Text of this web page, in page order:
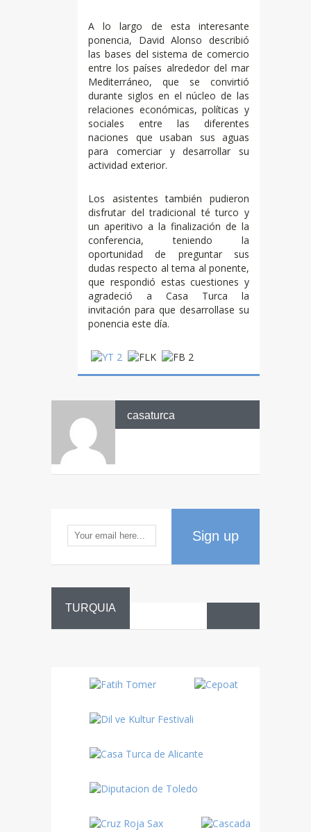
A lo largo de esta interesante
ponencia, David Alonso describió
las bases del sistema de comercio
entre los países alrededor del mar
Mediterráneo, que se convirtió
durante siglos en el núcleo de las
relaciones económicas, políticas y
sociales entre las diferentes
naciones que usaban sus aguas
para comerciar y desarrollar su
actividad exterior.
Los asistentes también pudieron
disfrutar del tradicional té turco y
un aperitivo a la finalización de la
conferencia, teniendo la
oportunidad de preguntar sus
dudas respecto al tema al ponente,
que respondió estas cuestiones y
agradeció a Casa Turca la
invitación para que desarrollase su
ponencia este día.
casaturca
Sign up
TURQUIA
Turquía